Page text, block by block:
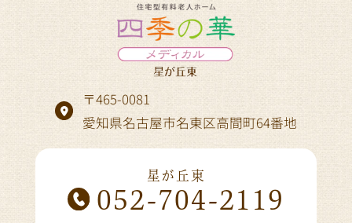
〒465-0081
愛知県名古屋市名東区高間町64番地
星が丘東
052-704-2119